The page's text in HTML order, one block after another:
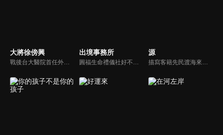
大將徐傍興
戰後台大醫院首任外科主任，同時也是美和技術學院、美和中學創辦人，有「臺灣第一刀」之稱的徐傍興博士，一生仗義疏財、醫病救入、作育英才、推廣運動。他對台灣的醫學發展與教育有何貢獻？又如何接觸棒球，成立美和棒球隊，創造台灣棒球風華？在本劇中有真實而豐富的呈現。
出境事務所
圓福生命禮儀社好不容易招聘了一批已有丙級執照的新人，其中之一的曉恩（黃姵嘉）能說善道、肯學耐操，但個性太過耿直，第一天上班就與家屬起了衝突，讓曉恩的直屬長官阿聖（吳慷仁）頭痛不已。這群菜鳥禮儀師在面對喪親客戶的服務過程中，也各自面臨不同的人生課題！
源
描寫客籍先民渡海來台、胼手胝足拓墾新天地，並建立亞洲第一口油井的故事。吳霖芳，一個身形與長相再普通不過的凡人，他用春蠶般的堅持挖開了亞洲第一口油井，也找到心中屬於自己的一口油井，是他畢生的志業，也是生命的最後出路。